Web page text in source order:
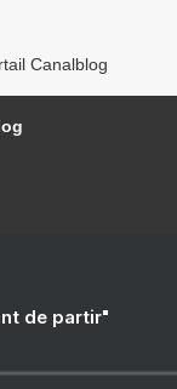
Canalblog
de partir"